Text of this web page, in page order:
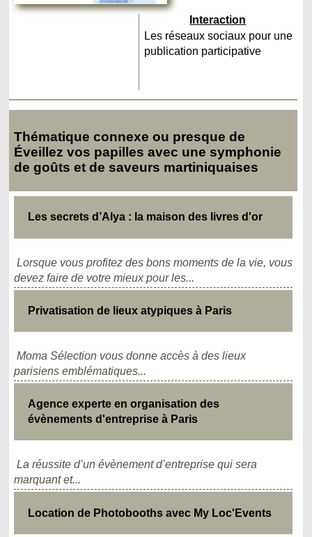
Interaction
Les réseaux sociaux pour une
publication participative
Thématique connexe ou presque de
Éveillez vos papilles avec une symphonie
de goûts et de saveurs martiniquaises
Les secrets d’Alya : la maison des livres d'or
Lorsque vous profitez des bons moments de la vie, vous
devez faire de votre mieux pour les...
Privatisation de lieux atypiques à Paris
Moma Sélection vous donne accès à des lieux
parisiens emblématiques...
Agence experte en organisation des
évènements d'entreprise à Paris
La réussite d’un évènement d’entreprise qui sera
marquant et...
Location de Photobooths avec My Loc'Events